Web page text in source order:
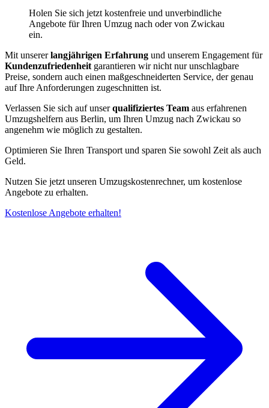
Holen Sie sich jetzt kostenfreie und unverbindliche
Angebote für Ihren Umzug nach oder von Zwickau
ein.
Mit unsererlangjährigen Erfahrung und unserem Engagement für
Kundenzufriedenheit garantieren wir nicht nur unschlagbare
Preise, sondern auch einen maßgeschneiderten Service, der genau
auf Ihre Anforderungen zugeschnitten ist.
Verlassen Sie sich auf unserqualifiziertes Team aus erfahrenen
Umzugshelfern aus Berlin, um Ihren Umzug nach Zwickau so
angenehm wie möglich zu gestalten.
Optimieren Sie Ihren Transport und sparen Sie sowohl Zeit als auch
Geld.
Nutzen Sie jetzt unseren Umzugskostenrechner, um kostenlose
Angebote zu erhalten.
Kostenlose Angebote erhalten!